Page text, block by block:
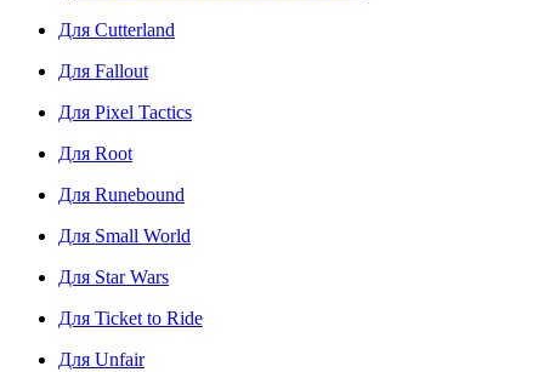
Для Cutterland
Для Fallout
Для Pixel Tactics
Для Root
Для Runebound
Для Small World
Для Star Wars
Для Ticket to Ride
Для Unfair